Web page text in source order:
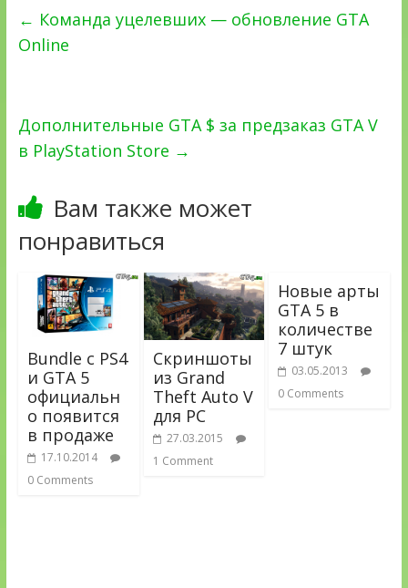
← Команда уцелевших — обновление GTA
Online
Дополнительные GTA $ за предзаказ GTA V
в PlayStation Store →
Вам также может
понравиться
Bundle с PS4
и GTA 5
официальн
о появится
в продаже
17.10.2014
0 Comments
Скриншоты
из Grand
Theft Auto V
для PC
27.03.2015
1 Comment
Новые арты
GTA 5 в
количестве
7 штук
03.05.2013
0 Comments